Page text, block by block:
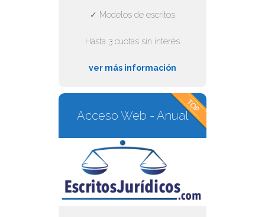
✓ Modelos de escritos
Hasta 3 cuotas sin interés
ver más información
Acceso Web - Anual